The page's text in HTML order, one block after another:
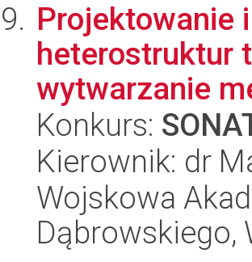
Projektowanie
heterostruktur
wytwarzanie
Konkurs:
Kierownik: dr
Wojskowa
Dąbrowskiego,